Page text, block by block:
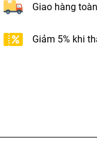
Giao hàng
Giảm 5% khi